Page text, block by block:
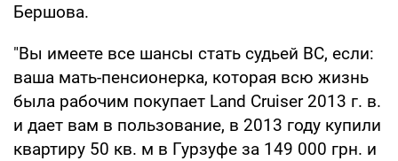
Бершова.
"Вы имеете все шансы стать судьей ВС, если:
ваша мать-пенсионерка, которая всю жизнь
была рабочим покупает Land Cruiser 2013 г. в.
и дает вам в пользование, в 2013 году купили
квартиру 50 кв. м в Гурзуфе за 149 000 грн. и